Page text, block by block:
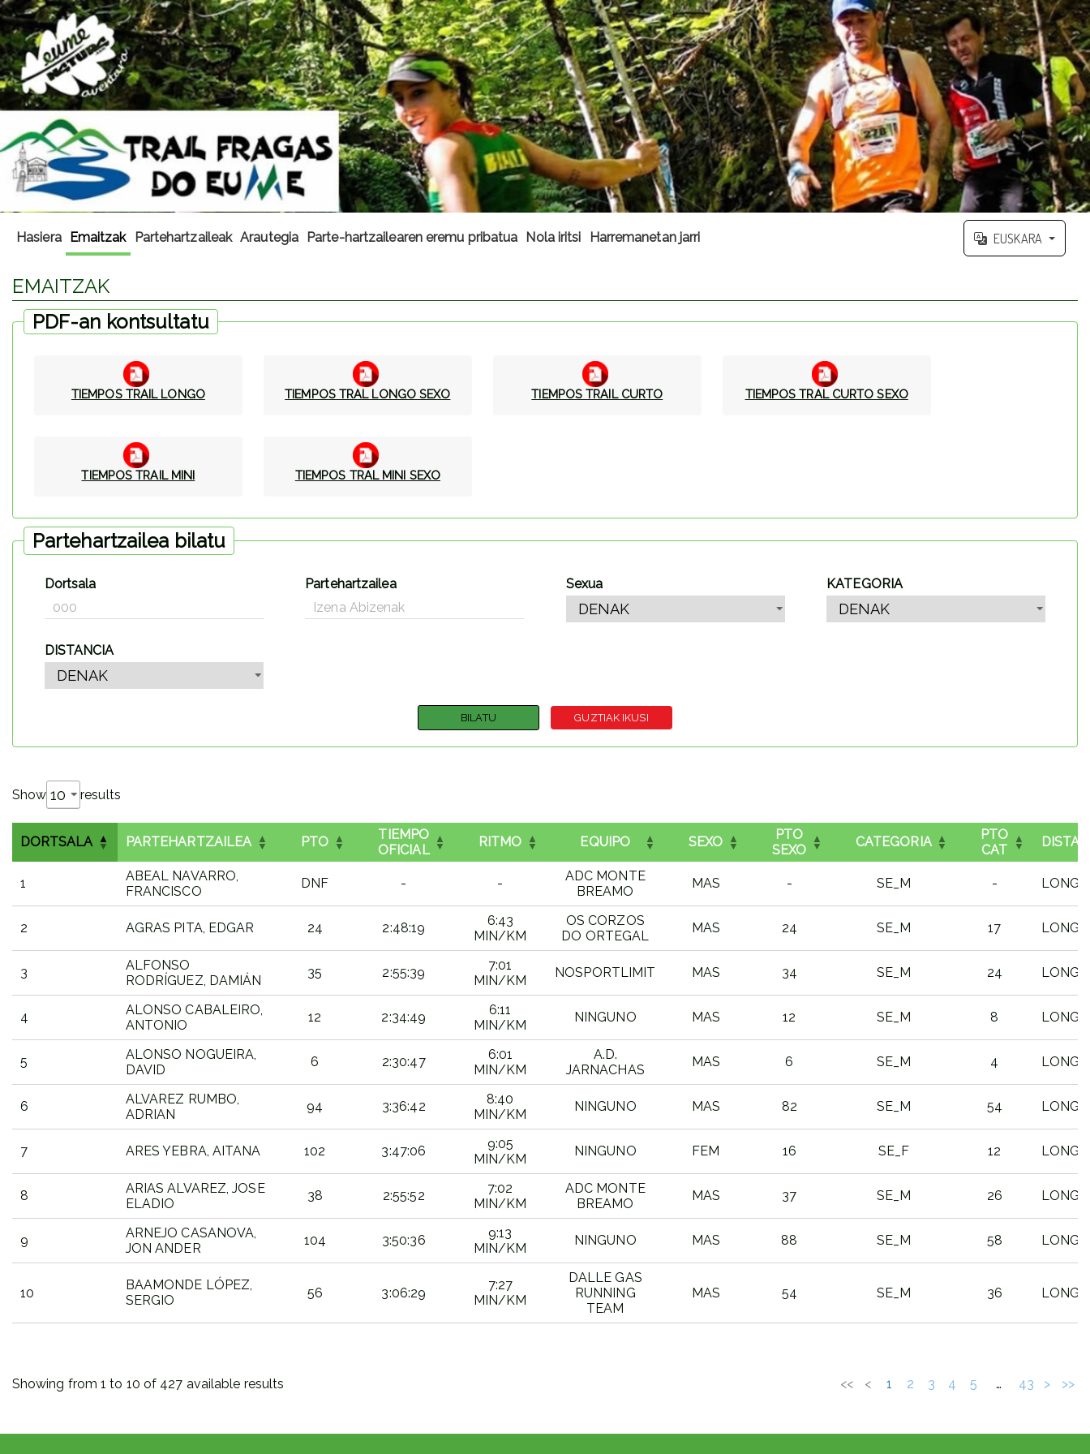
Hasiera Emaitzak Partehartzaileak Arautegia Parte-hartzailearen eremu pribatua Nola iritsi Harremanetan jarri EUSKARA
EMAITZAK
PDF-an kontsultatu
TIEMPOS TRAIL LONGO TIEMPOS TRAL LONGO SEXO TIEMPOS TRAIL CURTO TIEMPOS TRAL CURTO SEXO
TIEMPOS TRAIL MINI TIEMPOS TRAL MINI SEXO
Partehartzailea bilatu
Dortsala Partehartzailea Sexua KATEGORIA
DISTANCIA
Show results
DORTSALA PARTEHARTZAILEA PTO
TIEMPO
OFICIAL
RITMO EQUIPO SEXO
PTO
SEXO
CATEGORIA
PTO
CAT
1
ABEAL NAVARRO,
FRANCISCO
DNF - -
ADC MONTE
BREAMO
MAS - SE_M - LONGA
2 AGRAS PITA, EDGAR 24 2:48:19
6:43
MIN/KM
OS CORZOS
DO ORTEGAL
MAS 24 SE_M 17 LONGA
3
ALFONSO
RODRÍGUEZ, DAMIÁN
35 2:55:39
7:01
MIN/KM
NOSPORTLIMIT MAS 34 SE_M 24 LONGA
4
ALONSO CABALEIRO,
ANTONIO
12 2:34:49
6:11
MIN/KM
NINGUNO MAS 12 SE_M 8 LONGA
5
ALONSO NOGUEIRA,
DAVID
6 2:30:47
6:01
MIN/KM
A.D.
JARNACHAS
MAS 6 SE_M 4 LONGA
6
ALVAREZ RUMBO,
ADRIAN
94 3:36:42
8:40
MIN/KM
NINGUNO MAS 82 SE_M 54 LONGA
7 ARES YEBRA, AITANA 102 3:47:06
9:05
MIN/KM
NINGUNO FEM 16 SE_F 12 LONGA
8
ARIAS ALVAREZ, JOSE
ELADIO
38 2:55:52
7:02
MIN/KM
ADC MONTE
BREAMO
MAS 37 SE_M 26 LONGA
9
ARNEJO CASANOVA,
JON ANDER
104 3:50:36
9:13
MIN/KM
NINGUNO MAS 88 SE_M 58 LONGA
10
BAAMONDE LÓPEZ,
SERGIO
56 3:06:29
7:27
MIN/KM
DALLE GAS
RUNNING
TEAM
MAS 54 SE_M 36 LONGA
Showing from 1 to 10 of 427 available results << < 1 2 3 4 5 … 43 > >>